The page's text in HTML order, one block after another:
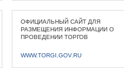
ОФИЦИАЛЬНЫЙ САЙТ ДЛЯ
РАЗМЕЩЕНИЯ ИНФОРМАЦИИ О
ПРОВЕДЕНИИ ТОРГОВ
WWW.TORGI.GOV.RU